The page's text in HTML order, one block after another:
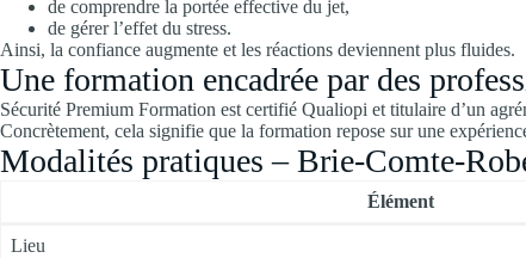
de comprendre la portée effective du jet,
de gérer l’effet du stress.
Ainsi, la confiance augmente et les réactions deviennent plus fluides.
Une formation encadrée par des
Sécurité Premium Formation est certifié Qualiopi et titulaire d’un
Concrètement, cela signifie que la formation repose sur une
Modalités pratiques – Brie-Comte-
Élément
Lieu